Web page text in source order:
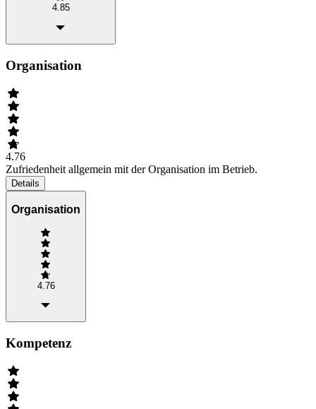
4.85
Organisation
4.76
Zufriedenheit allgemein mit der Organisation im Betrieb.
Details
Organisation
4.76
Kompetenz